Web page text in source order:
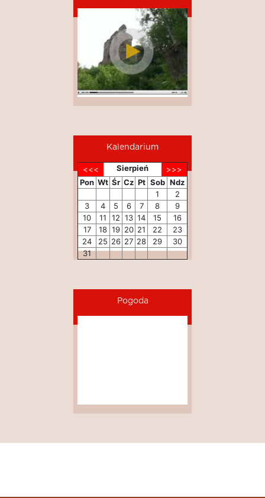
Kalendarium
Sierpień
Pon Wt Śr Cz Pt Sob Ndz
1
2
3
4 5 6 7 8
9
10
11 12 13 14 15
16
17
18 19 20 21 22
23
24
25 26 27 28 29
30
31
Pogoda